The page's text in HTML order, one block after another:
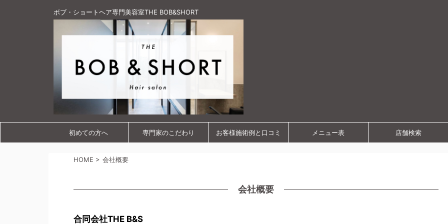
ボブ・ショートヘア専門美容室THE BOB&SHORT
初めての方へ 専門家のこだわり お客様施術例と口コミ メニュー表 店舗検索
HOME > 会社概要
会社概要
合同会社THE B&S